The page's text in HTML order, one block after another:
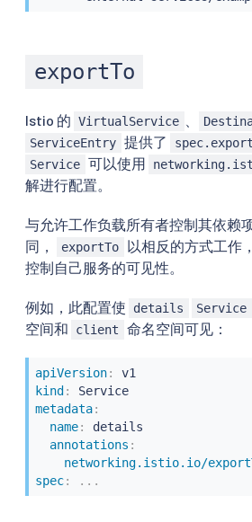
exportTo
Istio 的 VirtualService
ServiceEntry 提供了
Service 可以使用
解进行配置。
与允许工作负载所有者控制其依赖
同，
exportTo
以相反的方式工作
控制自己服务的可见性。
例如，此配置使 details Service
空间和
client 命名空间可见：
apiVersion:
kind :
Service
metadata:
name:
details
annotations :
networking.istio.io/
spec: ...